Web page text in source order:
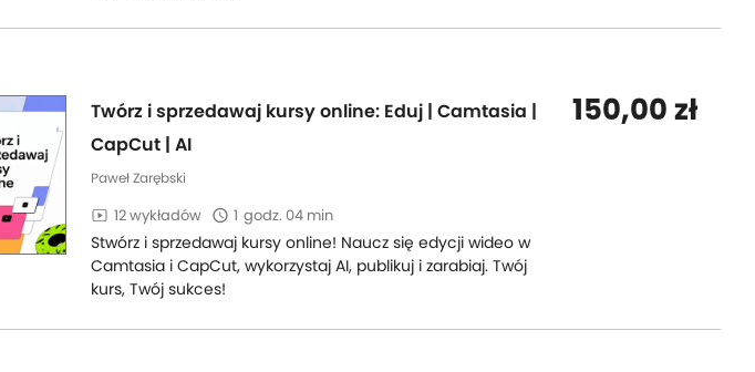
Twórz i sprzedawaj kursy online: Eduj | Camtasia |
CapCut | AI
Paweł Zarębski
12 wykładów 1 godz. 04 min
Stwórz i sprzedawaj kursy online! Naucz się edycji wideo w
Camtasia i CapCut, wykorzystaj AI, publikuj i zarabiaj. Twój
kurs, Twój sukces!
150,00 zł